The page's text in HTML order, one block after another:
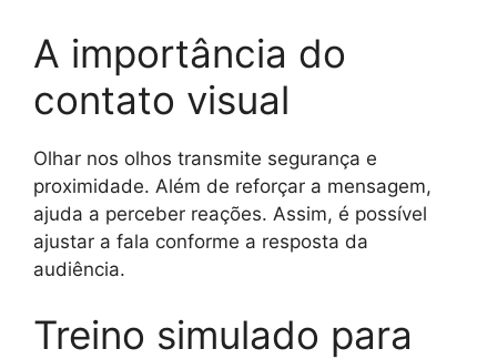
A importância do
contato visual
Olhar nos olhos transmite segurança e
proximidade. Além de reforçar a mensagem,
ajuda a perceber reações. Assim, é possível
ajustar a fala conforme a resposta da
audiência.
Treino simulado para